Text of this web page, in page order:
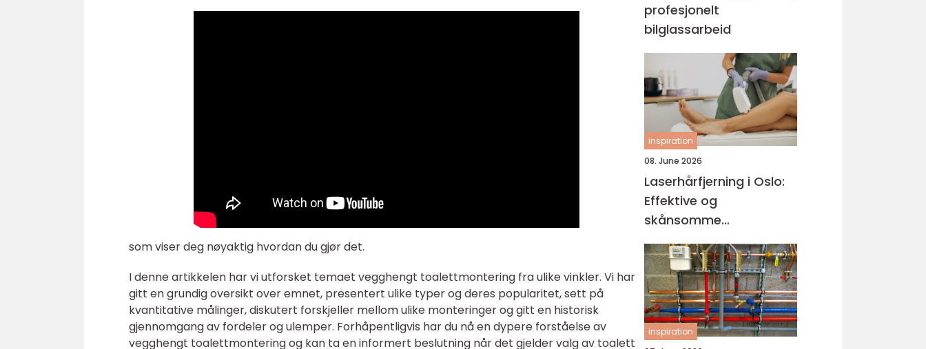
som viser deg nøyaktig hvordan du gjør det.
I denne artikkelen har vi utforsket temaet vegghengt toalettmontering fra ulike vinkler. Vi har
gitt en grundig oversikt over emnet, presentert ulike typer og deres popularitet, sett på
kvantitative målinger, diskutert forskjeller mellom ulike monteringer og gitt en historisk
gjennomgang av fordeler og ulemper. Forhåpentligvis har du nå en dypere forståelse av
vegghengt toalettmontering og kan ta en informert beslutning når det gjelder valg av toalett
profesjonelt
bilglassarbeid
inspiration
08. June 2026
Laserhårfjerning i Oslo:
Effektive og
skånsomme
behandlinger for glatt
hud
inspiration